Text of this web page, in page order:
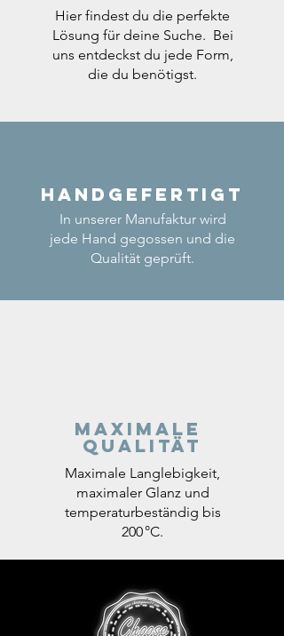
Hier findest du die perfekte
Lösung für deine Suche. Bei
uns entdeckst du jede Form,
die du benötigst.
Handgefertigt
In unserer Manufaktur wird
jede Hand gegossen und die
Qualität geprüft.
Maximale
Qualität
Maximale Langlebigkeit,
maximaler Glanz und
temperaturbeständig bis
200 °C.